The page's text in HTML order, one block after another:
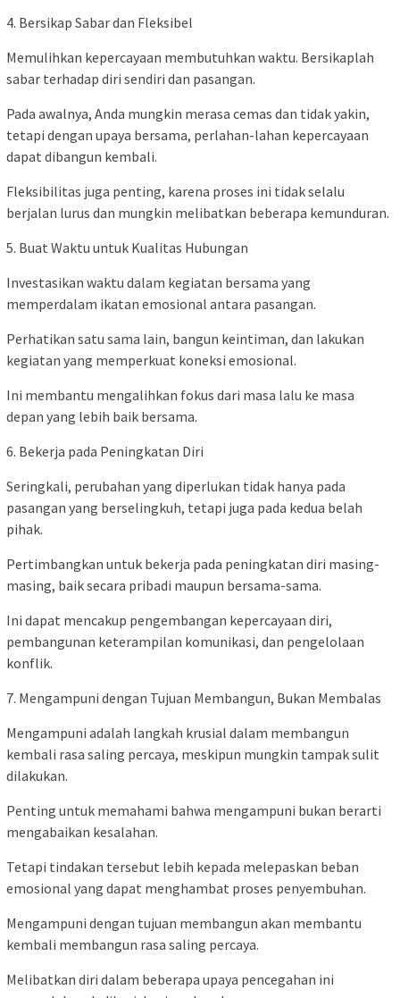
4. Bersikap Sabar dan Fleksibel
Memulihkan kepercayaan membutuhkan waktu. Bersikaplah
sabar terhadap diri sendiri dan pasangan.
Pada awalnya, Anda mungkin merasa cemas dan tidak yakin,
tetapi dengan upaya bersama, perlahan-lahan kepercayaan
dapat dibangun kembali.
Fleksibilitas juga penting, karena proses ini tidak selalu
berjalan lurus dan mungkin melibatkan beberapa kemunduran.
5. Buat Waktu untuk Kualitas Hubungan
Investasikan waktu dalam kegiatan bersama yang
memperdalam ikatan emosional antara pasangan.
Perhatikan satu sama lain, bangun keintiman, dan lakukan
kegiatan yang memperkuat koneksi emosional.
Ini membantu mengalihkan fokus dari masa lalu ke masa
depan yang lebih baik bersama.
6. Bekerja pada Peningkatan Diri
Seringkali, perubahan yang diperlukan tidak hanya pada
pasangan yang berselingkuh, tetapi juga pada kedua belah
pihak.
Pertimbangkan untuk bekerja pada peningkatan diri masing-
masing, baik secara pribadi maupun bersama-sama.
Ini dapat mencakup pengembangan kepercayaan diri,
pembangunan keterampilan komunikasi, dan pengelolaan
konflik.
7. Mengampuni dengan Tujuan Membangun, Bukan Membalas
Mengampuni adalah langkah krusial dalam membangun
kembali rasa saling percaya, meskipun mungkin tampak sulit
dilakukan.
Penting untuk memahami bahwa mengampuni bukan berarti
mengabaikan kesalahan.
Tetapi tindakan tersebut lebih kepada melepaskan beban
emosional yang dapat menghambat proses penyembuhan.
Mengampuni dengan tujuan membangun akan membantu
kembali membangun rasa saling percaya.
Melibatkan diri dalam beberapa upaya pencegahan ini